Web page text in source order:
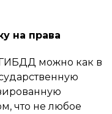
на права
ГИБДД можно как в
что не любое